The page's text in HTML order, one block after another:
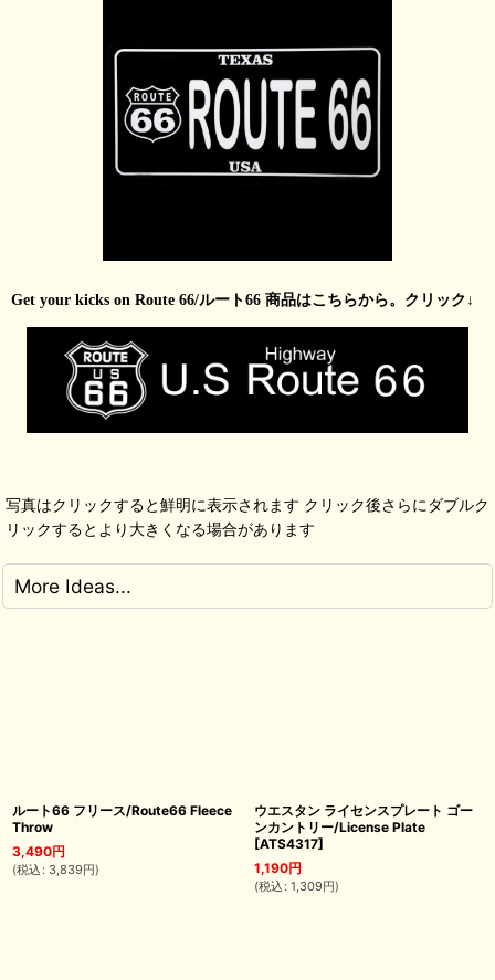
Get your kicks on Route 66/ルート66 商品はこちらから。クリック↓
写真はクリックすると鮮明に表示されます クリック後さらにダブルク
リックするとより大きくなる場合があります
More Ideas...
ルート66 フリース/Route66 Fleece
Throw
3,490円
(税込 : 3,839円)
ウエスタン ライセンスプレート ゴー
ンカントリー/License Plate
[ATS4317]
1,190円
(税込 : 1,309円)